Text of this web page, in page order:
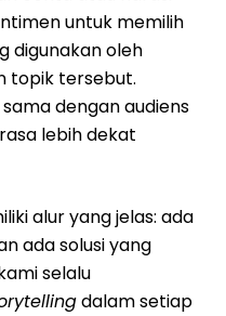
untuk memilih
digunakan oleh
topik tersebut.
dengan audiens
lebih dekat
alur yang jelas: ada
ada solusi yang
selalu
dalam setiap